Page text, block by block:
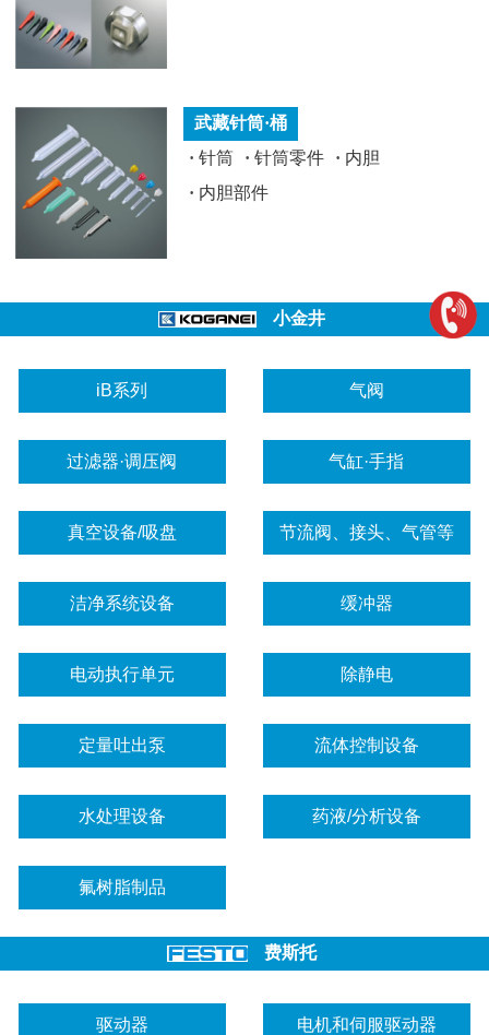
武藏针筒·桶
· 针筒 · 针筒零件 · 内胆
· 内胆部件
小金井
iB系列 气阀
过滤器·调压阀 气缸·手指
真空设备/吸盘 节流阀、接头、气管等
洁净系统设备 缓冲器
电动执行单元 除静电
定量吐出泵 流体控制设备
水处理设备 药液/分析设备
氟树脂制品
费斯托
驱动器 电机和伺服驱动器